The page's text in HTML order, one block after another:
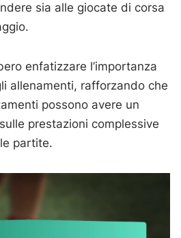
sia alle giocate di corsa
enfatizzare l’importanza
allenamenti, rafforzando che
possono avere un
prestazioni complessive
partite.